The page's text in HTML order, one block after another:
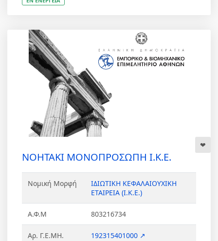
ΝΟΗΤΑΚΙ ΜΟΝΟΠΡΟΣΩΠΗ Ι.Κ.Ε.
Νομική Μορφή
ΙΔΙΩΤΙΚΗ ΚΕΦΑΛΑΙΟΥΧΙΚΗ
ΕΤΑΙΡΕΙΑ (Ι.Κ.Ε.)
Α.Φ.Μ 803216734
Αρ. Γ.Ε.ΜΗ. 192315401000 ↗